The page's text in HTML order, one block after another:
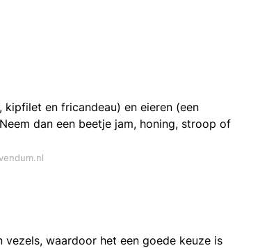
en fricandeau) en eieren (een
dan een beetje jam, honing, stroop of
waardoor het een goede keuze is